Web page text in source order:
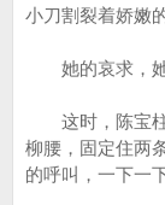
小刀割裂着娇嫩
她的哀求，她
这时，陈宝柱
柳腰，固定住两
的呼叫，一下一